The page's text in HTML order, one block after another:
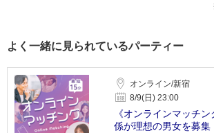
よく一緒に見られているパーティー
オンライン/新宿
8/9(日) 23:00
《オンラインマッチ
係が理想の男女を募集